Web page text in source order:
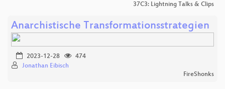
37C3: Lightning Talks & Clips
Anarchistische Transformationsstrategien
2023-12-28
474
Jonathan Eibisch
FireShonks